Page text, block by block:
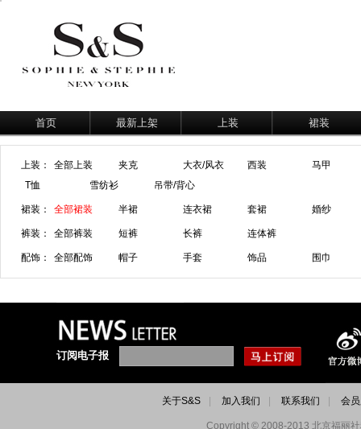
首页 最新上架 上装 裙装
上装： 全部上装 夹克 大衣/风衣 西装
马甲
T恤
雪纺衫 吊带/背心
裙装： 全部裙装 半裙 连衣裙 套裙 婚纱
裤装： 全部裤装 短裤 长裤 连体裤
配饰： 全部配饰 帽子 手套 饰品 围巾
订阅电子报
关于S&S 加入我们 联系我们 会
Copyright © 2008-2013 北京福